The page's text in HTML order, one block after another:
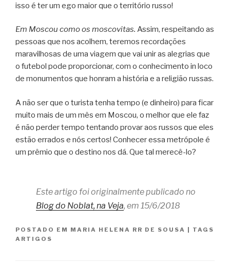
isso é ter um ego maior que o território russo!
Em Moscou como os moscovitas. Assim, respeitando as
pessoas que nos acolhem, teremos recordações
maravilhosas de uma viagem que vai unir as alegrias que
o futebol pode proporcionar, com o conhecimento in loco
de monumentos que honram a história e a religião russas.
A não ser que o turista tenha tempo (e dinheiro) para ficar
muito mais de um mês em Moscou, o melhor que ele faz
é não perder tempo tentando provar aos russos que eles
estão errados e nós certos! Conhecer essa metrópole é
um prêmio que o destino nos dá. Que tal merecê-lo?
Este artigo foi originalmente publicado no
Blog do Noblat, na Veja, em 15/6/2018
POSTADO EM MARIA HELENA RR DE SOUSA
TAGS
ARTIGOS